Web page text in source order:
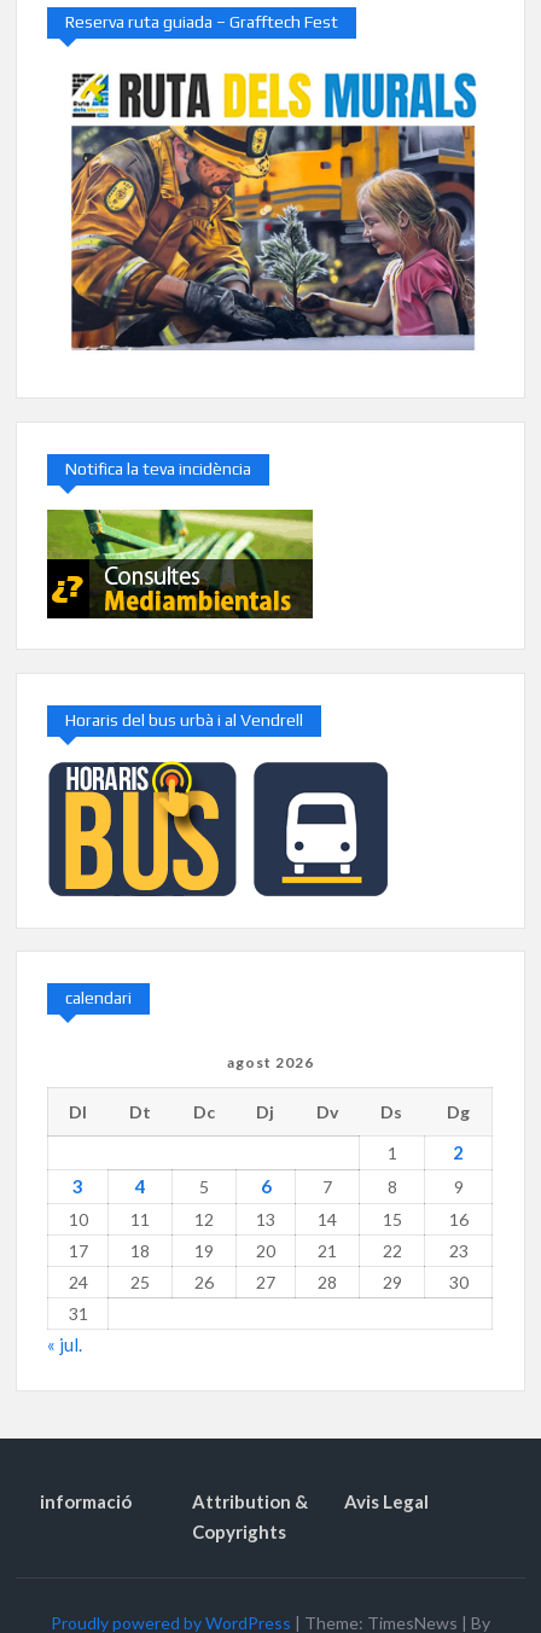
Reserva ruta guiada – Grafftech Fest
Notifica la teva incidència
Horaris del bus urbà i al Vendrell
calendari
agost 2026
Dl Dt Dc Dj Dv Ds
Dg
1
2
3
4 5 6 7 8
9
10
11 12 13 14 15
16
17
18 19 20 21 22
23
24
25 26 27 28 29
30
31
« jul.
informació
Attribution &
Copyrights
Avis Legal
Proudly powered by WordPress | Theme: TimesNews | By